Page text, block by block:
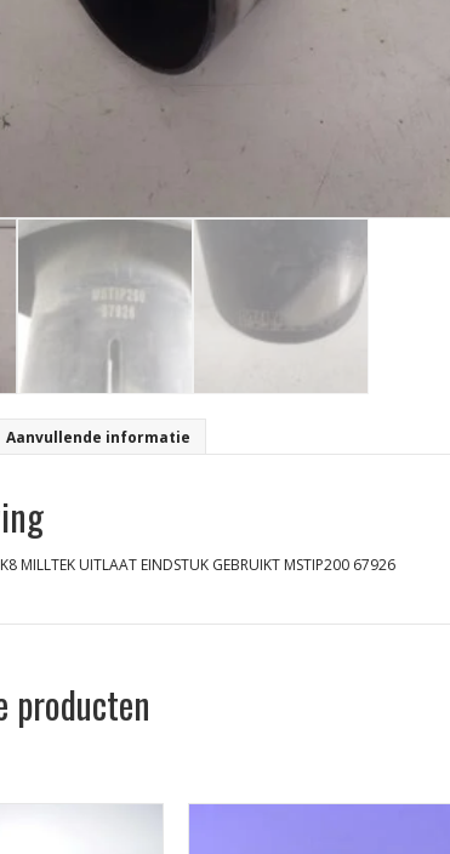
Aanvullende informatie
MILLTEK UITLAAT EINDSTUK GEBRUIKT MSTIP200 67926
producten